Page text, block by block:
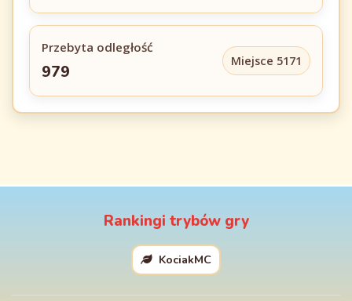
Przebyta odległość
979
Miejsce 5171
Rankingi trybów gry
KociakMC